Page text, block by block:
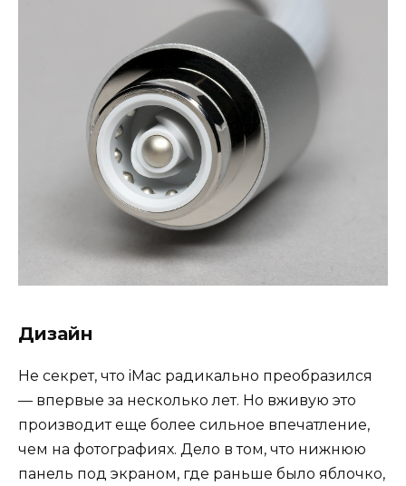
Дизайн
Не секрет, что iMac радикально преобразился
— впервые за несколько лет. Но вживую это
производит еще более сильное впечатление,
чем на фотографиях. Дело в том, что нижнюю
панель под экраном, где раньше было яблочко,